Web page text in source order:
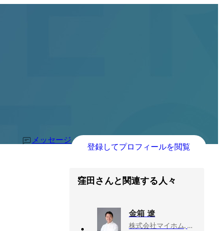
メッセージ
登録してプロフィールを閲覧
窪田さんと関連する人々
金箱 遼
株式会社マイホム, 代表取締役